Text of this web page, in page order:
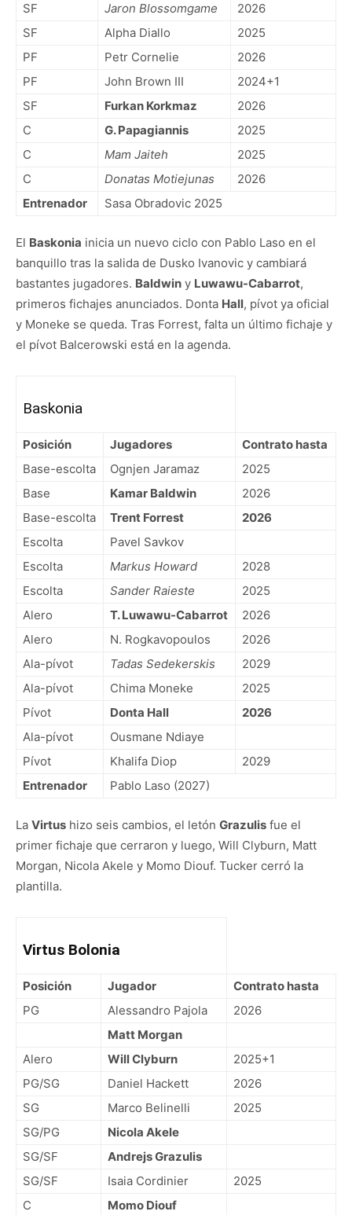
SF Jaron Blossomgame
2026
SF
Alpha Diallo
2025
PF
Petr Cornelie
2026
PF
John Brown III
2024+1
SF
Furkan Korkmaz
2026
C
G. Papagiannis
2025
C
Mam Jaiteh
2025
C
Donatas Motiejunas
2026
Entrenador
Sasa Obradovic 2025
El Baskonia inicia un nuevo ciclo con Pablo Laso en el
banquillo tras la salida de Dusko Ivanovic y cambiará
bastantes jugadores. Baldwin y Luwawu-Cabarrot,
primeros fichajes anunciados. Donta Hall, pívot ya oficial
y Moneke se queda. Tras Forrest, falta un último fichaje y
el pívot Balcerowski está en la agenda.
Baskonia
Posición Jugadores
Contrato hasta
Base-escolta
Ognjen Jaramaz
2025
Base
Kamar Baldwin
2026
Base-escolta
Trent Forrest
2026
Escolta
Pavel Savkov
Escolta
Markus Howard
2028
Escolta
Sander Raieste
2025
Alero
T. Luwawu-Cabarrot
2026
Alero
N. Rogkavopoulos
2026
Ala-pívot
Tadas Sedekerskis
2029
Ala-pívot
Chima Moneke
2025
Pívot
Donta Hall
2026
Ala-pívot
Ousmane Ndiaye
Pívot
Khalifa Diop
2029
Entrenador
Pablo Laso (2027)
La Virtus hizo seis cambios, el letón Grazulis fue el
primer fichaje que cerraron y luego, Will Clyburn, Matt
Morgan, Nicola Akele y Momo Diouf. Tucker cerró la
plantilla.
Virtus Bolonia
Posición Jugador
Contrato hasta
PG
Alessandro Pajola
2026
Matt Morgan
Alero
Will Clyburn
2025+1
PG/SG
Daniel Hackett
2026
SG
Marco Belinelli
2025
SG/PG
Nicola Akele
SG/SF
Andrejs Grazulis
SG/SF
Isaia Cordinier
2025
C
Momo Diouf